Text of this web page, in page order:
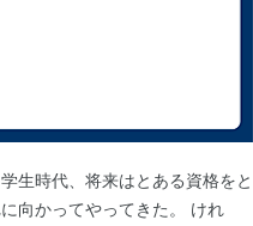
生時代、将来はとある資格をと
向かってやってきた。 けれ